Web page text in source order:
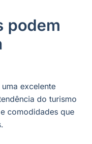
podem
excelente
do turismo
comodidades que